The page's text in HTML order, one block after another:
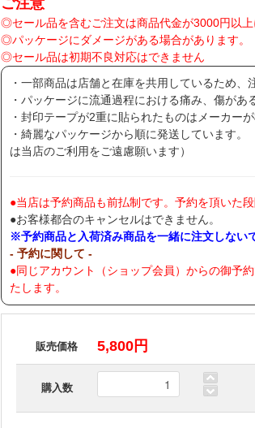
◎セール品を含むご注文は商品代金が3000円以
◎パッケージにダメージがある場合があります。
◎セール品は初期不良対応はできません
・一部商品は店舗と在庫を共用しているため
・パッケージに流通過程における痛み、傷があ
・封印テープが2重に貼られたものはメーカー
・綺麗なパッケージから順に発送しています
は当店のご利用をご遠慮願います）
●当店は予約商品も前払制です。予約を頂いた
●お客様都合のキャンセルはできません。
※予約商品と入荷済み商品を一緒に注文しない
- 予約に関して -
●同じアカウント（ショップ会員）からの御予
たします。
販売価格 5,800円
購入数